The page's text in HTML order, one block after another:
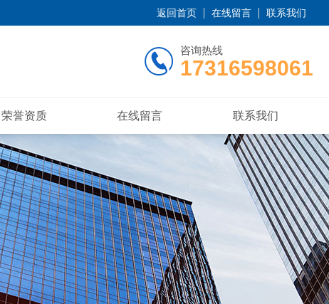
返回首页 在线留言 联系我们
咨询热线
17316598061
荣誉资质 在线留言 联系我们